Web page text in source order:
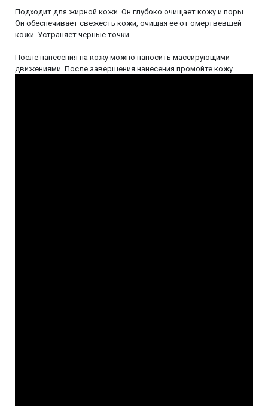
Подходит для жирной кожи. Он глубоко очищает кожу и поры.
Он обеспечивает свежесть кожи, очищая ее от омертвевшей
кожи. Устраняет черные точки.
После нанесения на кожу можно наносить массирующими
движениями. После завершения нанесения промойте кожу.